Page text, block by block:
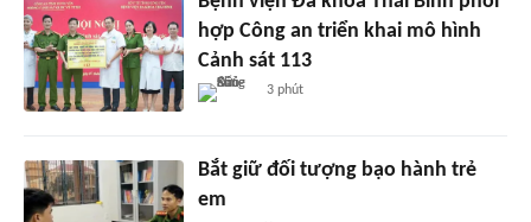
hợp Công an triển khai mô hình
Cảnh sát 113
3 phút
Bắt giữ đối tượng bạo hành trẻ
em